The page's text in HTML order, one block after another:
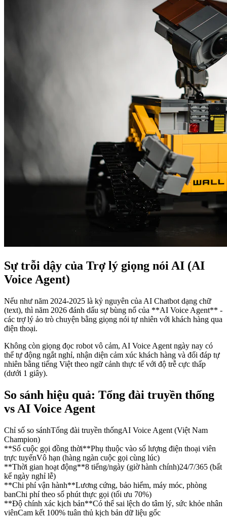
Sự trỗi dậy của Trợ lý giọng nói AI (AI
Voice Agent)
Nếu như năm 2024-2025 là kỷ nguyên của AI Chatbot dạng chữ
(text), thì năm 2026 đánh dấu sự bùng nổ của **AI Voice Agent** -
các trợ lý ảo trò chuyện bằng giọng nói tự nhiên với khách hàng qua
điện thoại.
Không còn giọng đọc robot vô cảm, AI Voice Agent ngày nay có
thể tự động ngắt nghỉ, nhận diện cảm xúc khách hàng và đối đáp tự
nhiên bằng tiếng Việt theo ngữ cảnh thực tế với độ trễ cực thấp
(dưới 1 giây).
So sánh hiệu quả: Tổng đài truyền thống
vs AI Voice Agent
Chỉ số so sánhTổng đài truyền thốngAI Voice Agent (Việt Nam
Champion)
**Số cuộc gọi đồng thời**Phụ thuộc vào số lượng điện thoại viên
trực tuyếnVô hạn (hàng ngàn cuộc gọi cùng lúc)
**Thời gian hoạt động**8 tiếng/ngày (giờ hành chính)24/7/365 (bất
kể ngày nghỉ lễ)
**Chi phí vận hành**Lương cứng, bảo hiểm, máy móc, phòng
banChi phí theo số phút thực gọi (tối ưu 70%)
**Độ chính xác kịch bản**Có thể sai lệch do tâm lý, sức khỏe nhân
viênCam kết 100% tuân thủ kịch bản dữ liệu gốc